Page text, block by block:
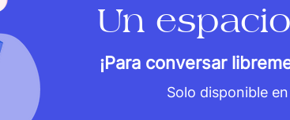
Solo disponible
Un
¡Para conversar